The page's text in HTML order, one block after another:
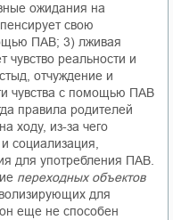
ожидания на
свою
ПАВ; 3) лживая
чувство реальности и
отчуждение и
чувства с помощью ПАВ
правила родителей
ходу, из-за чего
социализация,
для употребления ПАВ.
переходных объектов
для
еще не способен